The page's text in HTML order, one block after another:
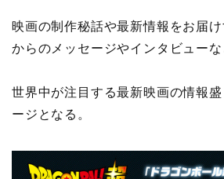
映画の制作秘話や最新情報をお届
からのメッセージやインタビューな
世界中が注目する最新映画の情報
ージとなる。